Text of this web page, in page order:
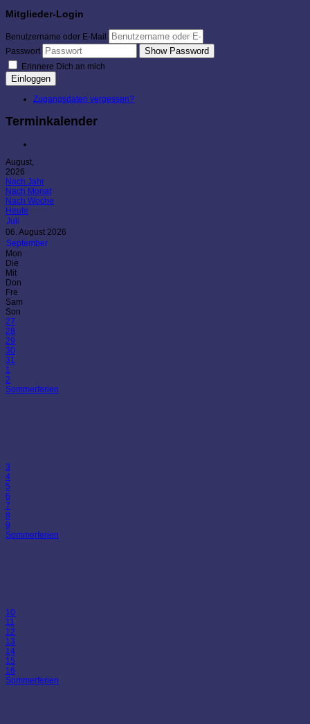
Mitglieder-Login
Benutzername oder E-Mail
Passwort
Show Password
Erinnere Dich an mich
Einloggen
Zugangsdaten vergessen?
Terminkalender
August,
2026
Nach Jahr
Nach Monat
Nach Woche
Heute
Juli
06. August 2026
September
Mon
Die
Mit
Don
Fre
Sam
Son
27
28
29
30
31
1
2
Sommerferien
3
4
5
6
7
8
9
Sommerferien
10
11
12
13
14
15
16
Sommerferien